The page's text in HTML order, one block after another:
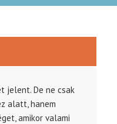
jelent. De ne csak
alatt, hanem
amikor valami